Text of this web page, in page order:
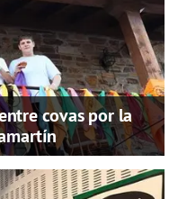
covas por la